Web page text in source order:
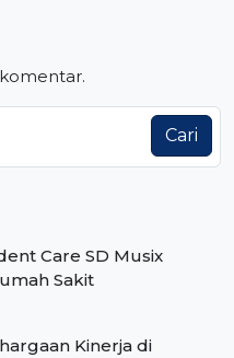
Cari
Care SD Musix
Sakit
Kinerja di